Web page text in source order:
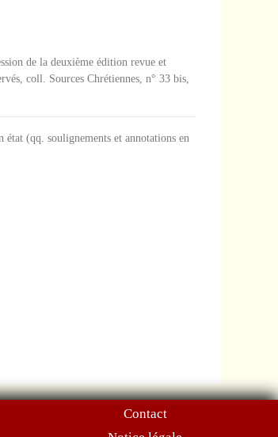
de la deuxième édition revue et
coll. Sources Chrétiennes, n° 33 bis,
(qq. soulignements et annotations en
Contact